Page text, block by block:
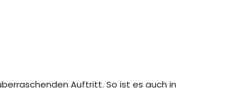
Auftritt. So ist es auch in